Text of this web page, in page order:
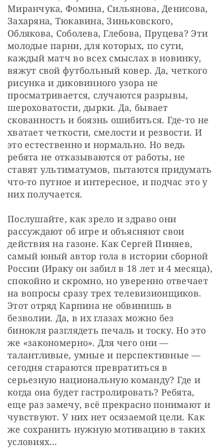
Миранчука, Фомина, Сильянова, Денисова,
Захаряна, Тюкавина, Зиньковского,
Облякова, Соболева, Глебова, Пруцева? Эти
молодые парни, для которых, по сути,
каждый матч во всех смыслах в новинку,
вяжут свой футбольный ковер. Да, четкого
рисунка и диковинного узора не
просматривается, случаются разрывы,
шероховатости, дырки. Да, бывает
скованность и боязнь ошибиться. Где-то не
хватает четкости, смелости и резвости. И
это естественно и нормально. Но ведь
ребята не отказываются от работы, не
ставят ультиматумов, пытаются придумать
что-то путное и интересное, и подчас это у
них получается.
Послушайте, как зрело и здраво они
рассуждают об игре и объясняют свои
действия на газоне. Как Сергей Пиняев,
самый юный автор гола в истории сборной
России (Ираку он забил в 18 лет и 4 месяца),
спокойно и скромно, но уверенно отвечает
на вопросы сразу трех телевизионщиков.
Этот отряд Карпина не обвинишь в
безволии. Да, в их глазах можно без
бинокля разглядеть печаль и тоску. Но это
же «закономерно». Для чего они —
талантливые, умные и перспективные —
сегодня стараются превратиться в
серьезную национальную команду? Где и
когда она будет гастролировать? Ребята,
еще раз замечу, всё прекрасно понимают и
чувствуют. У них нет осязаемой цели. Как
же сохранить нужную мотивацию в таких
условиях…